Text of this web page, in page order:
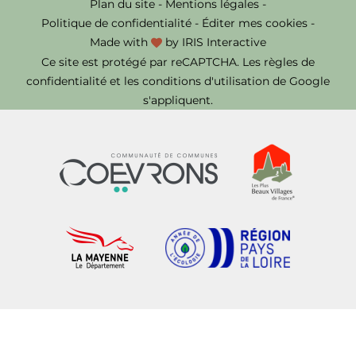
Plan du site - Mentions légales -
Politique de confidentialité - Éditer mes cookies -
Made with
by IRIS Interactive
Ce site est protégé par reCAPTCHA. Les règles de
confidentialité et les conditions d'utilisation de Google
s'appliquent.